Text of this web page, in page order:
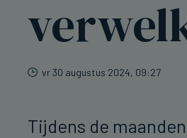
vr 30 augustus 2024, 09:27
Tijdens de